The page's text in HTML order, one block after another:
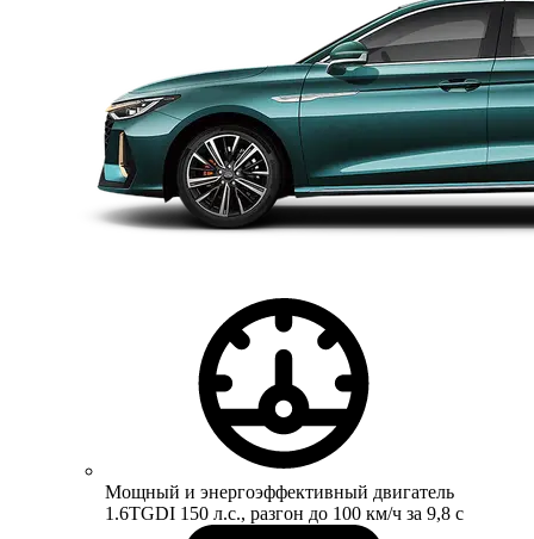
Мощный и энергоэффективный двигатель
1.6TGDI 150 л.с., разгон до 100 км/ч за 9,8 с